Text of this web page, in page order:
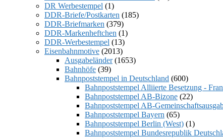
DR Werbestempel (1)
DDR-Briefe/Postkarten (185)
DDR-Briefmarken (379)
DDR-Markenheftchen (1)
DDR-Werbestempel (13)
Eisenbahnmotive (2013)
Ausgabeländer (1653)
Bahnhöfe (39)
Bahnpoststempel in Deutschland (600)
Bahnpoststempel Alliierte Besetzung -
Bahnpoststempel AB-Bizone (22)
Bahnpoststempel AB-
Bahnpoststempel Bayern (65)
Bahnpoststempel Berlin (West) (1)
Bahnpoststempel Bundesrepublik